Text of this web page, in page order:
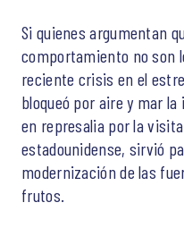
Si quienes argumentan
comportamiento no son
reciente crisis en el
bloqueó por aire y mar
en represalia por la
estadounidense, sirvió
modernización de las
frutos.